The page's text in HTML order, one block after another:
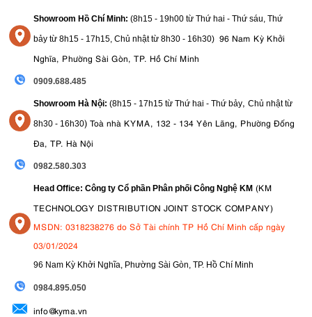
Showroom Hồ Chí Minh: (8h15 - 19h00 từ Thứ hai - Thứ sáu, Thứ
bảy từ 8h15 - 17h15, Chủ nhật từ 8h30 - 16h30) 96 Nam Kỳ Khởi
Nghĩa, Phường Sài Gòn, TP. Hồ Chí Minh
0909.688.485
Showroom Hà Nội: (8h15 - 17h15 từ Thứ hai - Thứ bảy, Chủ nhật từ
8h30 - 16h30) Toà nhà KYMA, 132 - 134 Yên Lãng, Phường Đống
Đa, TP. Hà Nội
0982.580.303
Head Office: Công ty Cổ phần Phân phối Công Nghệ KM (KM
TECHNOLOGY DISTRIBUTION JOINT STOCK COMPANY)
MSDN: 0318238276 do Sở Tài chính TP Hồ Chí Minh cấp ngày
03/01/2024
96 Nam Kỳ Khởi Nghĩa, Phường Sài Gòn, TP. Hồ Chí Minh
0984.895.050
info@kyma.vn